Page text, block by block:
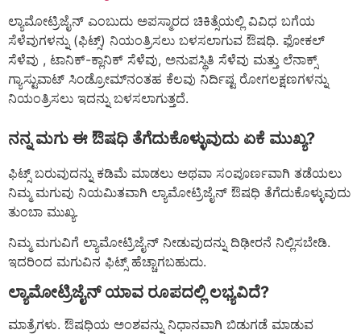
ಲ್ಯಾಮೋಟ್ರಿಜೈನ್ ಎಂಬುದು ಅಪಸ್ಮಾರದ ಚಿಕಿತ್ಸೆಯಲ್ಲಿ ವಿವಿಧ ಬಗೆಯ
ಸೆಳೆವುಗಳನ್ನು (ಫಿಟ್ಸ್) ನಿಯಂತ್ರಿಸಲು ಬಳಸಲಾಗುವ ಔಷಧಿ. ಫೋಕಲ್
ಸೆಳೆವು , ಟಾನಿಕ್-ಕ್ಲಾನಿಕ್ ಸೆಳೆವು, ಅನುಪಸ್ಥಿತಿ ಸೆಳೆವು ಮತ್ತು ಲೆನಾಕ್ಸ್
ಗ್ಯಾಸ್ಟುವಾಟ್ ಸಿಂಡ್ರೋಮ್‌ನಂತಹ ಕೆಲವು ನಿರ್ದಿಷ್ಟ ರೋಗಲಕ್ಷಣಗಳನ್ನು
ನಿಯಂತ್ರಿಸಲು ಇದನ್ನು ಬಳಸಲಾಗುತ್ತದೆ.
ನನ್ನ ಮಗು ಈ ಔಷಧಿ ತೆಗೆದುಕೊಳ್ಳುವುದು ಏಕೆ ಮುಖ್ಯ?
ಫಿಟ್ಸ್ ಬರುವುದನ್ನು ಕಡಿಮೆ ಮಾಡಲು ಅಥವಾ ಸಂಪೂರ್ಣವಾಗಿ ತಡೆಯಲು
ನಿಮ್ಮ ಮಗುವು ನಿಯಮಿತವಾಗಿ ಲ್ಯಾಮೋಟ್ರಿಜೈನ್ ಔಷಧಿ ತೆಗೆದುಕೊಳ್ಳುವುದು
ತುಂಬಾ ಮುಖ್ಯ.
ನಿಮ್ಮ ಮಗುವಿಗೆ ಲ್ಯಾಮೋಟ್ರಿಜೈನ್ ನೀಡುವುದನ್ನು ದಿಢೀರನೆ ನಿಲ್ಲಿಸಬೇಡಿ.
ಇದರಿಂದ ಮಗುವಿನ ಫಿಟ್ಸ್ ಹೆಚ್ಚಾಗಬಹುದು.
ಲ್ಯಾಮೋಟ್ರಿಜೈನ್ ಯಾವ ರೂಪದಲ್ಲಿ ಲಭ್ಯವಿದೆ?
ಮಾತ್ರೆಗಳು. ಔಷಧಿಯ ಅಂಶವನ್ನು ನಿಧಾನವಾಗಿ ಬಿಡುಗಡೆ ಮಾಡುವ